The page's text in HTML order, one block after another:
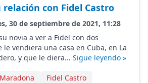
con Fidel Castro
30 de septiembre de 2021, 11:28
novia a ver a Fidel con dos
le vendiera una casa en Cuba, en La
y que le diera... Sigue leyendo »
Fidel Castro